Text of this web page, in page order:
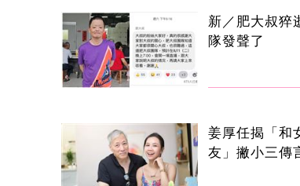
新／肥大叔
隊發聲了
姜厚任揭「和
友」撇小三傳